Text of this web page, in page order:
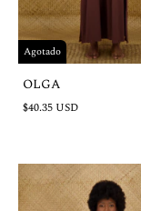
Agotado
OLGA
$40.35 USD